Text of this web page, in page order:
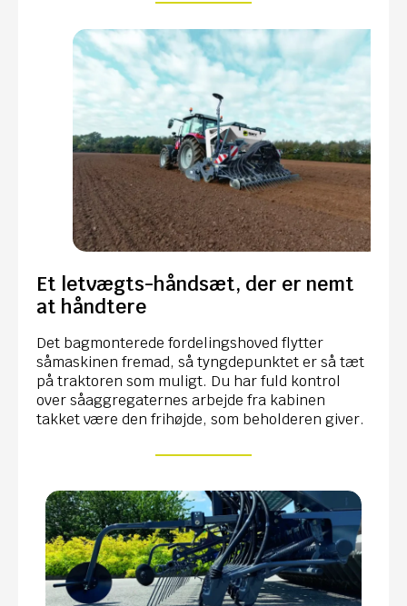
Et letvægts-håndsæt, der er nemt
at håndtere
Det bagmonterede fordelingshoved flytter
såmaskinen fremad, så tyngdepunktet er så tæt
på traktoren som muligt. Du har fuld kontrol
over såaggregaternes arbejde fra kabinen
takket være den frihøjde, som beholderen giver.